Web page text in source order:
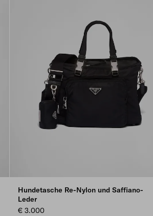
Hundetasche Re-Nylon und Saffiano-
Leder
€ 3.000